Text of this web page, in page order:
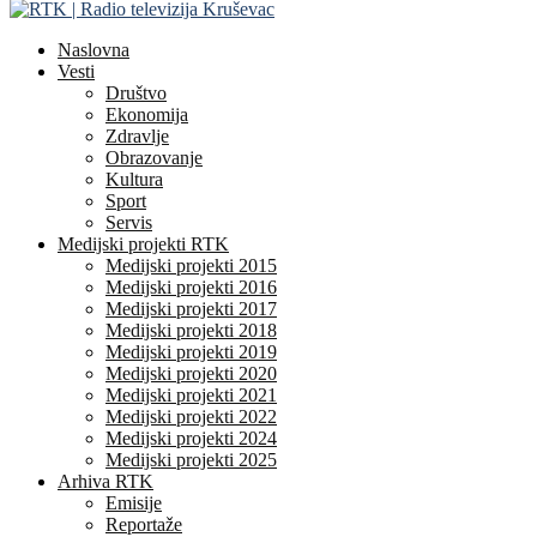
Naslovna
Vesti
Društvo
Ekonomija
Zdravlje
Obrazovanje
Kultura
Sport
Servis
Medijski projekti RTK
Medijski projekti 2015
Medijski projekti 2016
Medijski projekti 2017
Medijski projekti 2018
Medijski projekti 2019
Medijski projekti 2020
Medijski projekti 2021
Medijski projekti 2022
Medijski projekti 2024
Medijski projekti 2025
Arhiva RTK
Emisije
Reportaže